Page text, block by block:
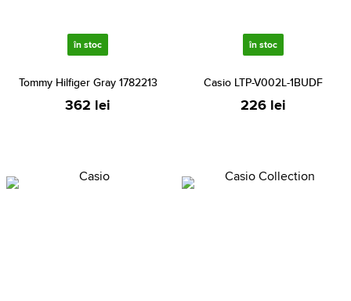
în stoc
Tommy Hilfiger Gray 1782213
362 lei
în stoc
Casio LTP-V002L-1BUDF
226 lei